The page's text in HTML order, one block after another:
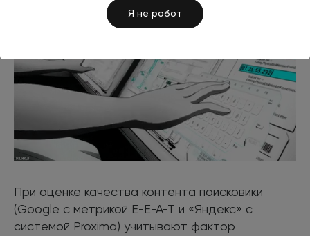
Я не робот
При оценке качества контента поисковики
(Google с метрикой E-E-A-T и «Яндекс» с
системой Proxima) учитывают фактор